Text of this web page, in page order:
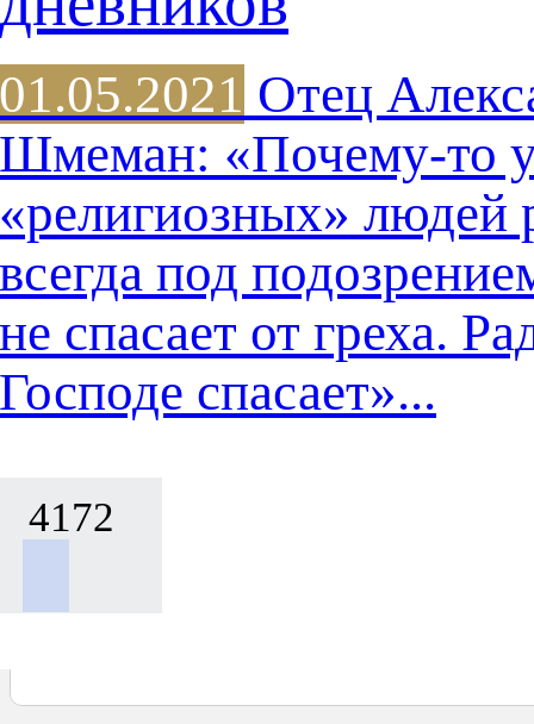
01.05.2021 Отец
Шмеман: «Почему-то
«религиозных» людей
всегда под
не спасает от греха.
Господе спасает»...
4172